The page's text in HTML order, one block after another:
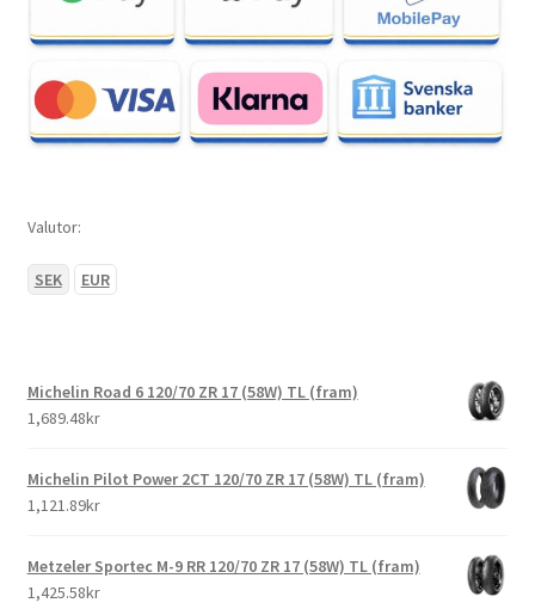
Valutor:
SEK EUR
Michelin Road 6 120/70 ZR 17 (58W) TL (fram)
1,689.48kr
Michelin Pilot Power 2CT 120/70 ZR 17 (58W) TL (fram)
1,121.89kr
Metzeler Sportec M-9 RR 120/70 ZR 17 (58W) TL (fram)
1,425.58kr